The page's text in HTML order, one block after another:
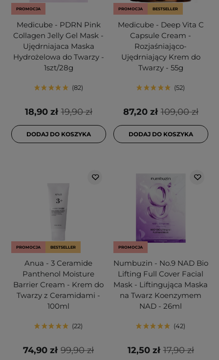
PROMOCJA
Medicube - PDRN Pink
Collagen Jelly Gel Mask -
Ujędrniajaca Maska
Hydrożelowa do Twarzy -
1szt/28g
82
19,90 zł
18,90 zł
DODAJ DO KOSZYKA
PROMOCJA BESTSELLER
Medicube - Deep Vita C
Capsule Cream -
Rozjaśniająco-
Ujędrniający Krem do
Twarzy - 55g
52
109,00 zł
87,20 zł
DODAJ DO KOSZYKA
PROMOCJA BESTSELLER
Anua - 3 Ceramide
Panthenol Moisture
Barrier Cream - Krem do
Twarzy z Ceramidami -
100ml
22
99,90 zł
74,90 zł
PROMOCJA
Numbuzin - No.9 NAD Bio
Lifting Full Cover Facial
Mask - Liftingująca Maska
na Twarz Koenzymem
NAD - 26ml
42
17,90 zł
12,50 zł